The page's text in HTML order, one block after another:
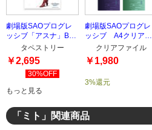
劇場版SAOプログレ
ッシブ「アスナ」B2
タペストリー
タペストリー
￥2,695
30%OFF
劇場版SAOプログレ
ッシブ A4クリアフ
ァイルセット（4枚セ
ット）
クリアファイル
￥1,980
3%還元
もっと見る
「ミト」関連商品